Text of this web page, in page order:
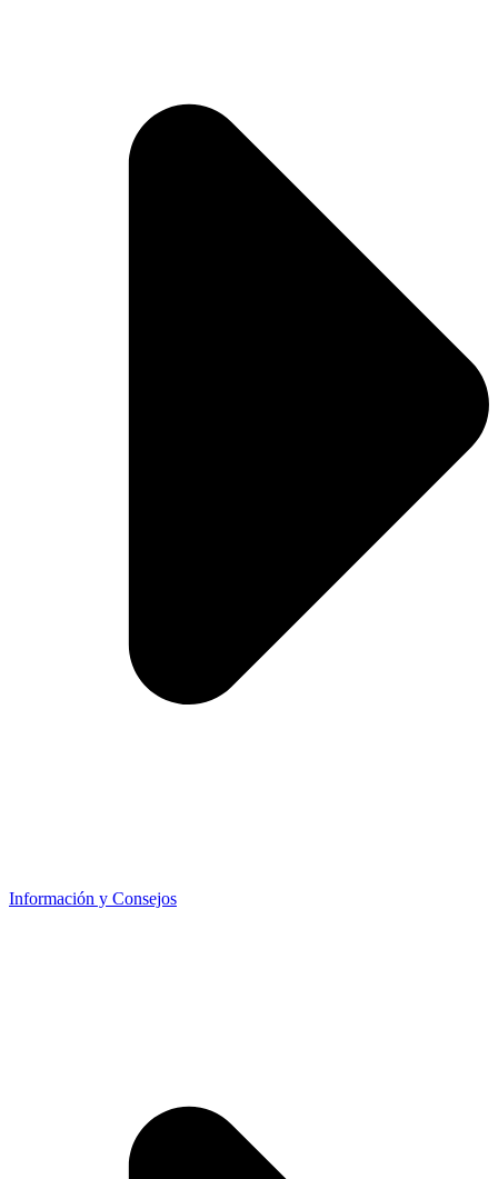
Información y Consejos